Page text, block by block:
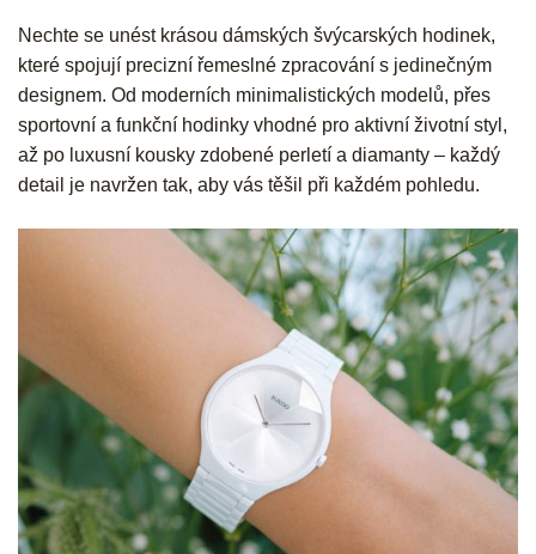
Nechte se unést krásou dámských švýcarských hodinek,
které spojují precizní řemeslné zpracování s jedinečným
designem. Od moderních minimalistických modelů, přes
sportovní a funkční hodinky vhodné pro aktivní životní styl,
až po luxusní kousky zdobené perletí a diamanty – každý
detail je navržen tak, aby vás těšil při každém pohledu.